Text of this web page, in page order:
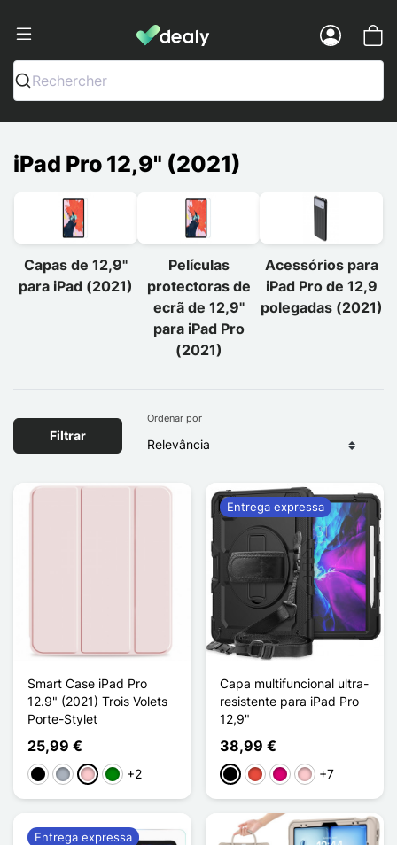
Dealy - Capas e acessórios para
Rechercher
iPad Pro 12,9" (2021)
Capas de 12,9"
para iPad (2021)
Películas
protectoras de
ecrã de 12,9"
para iPad Pro
(2021)
Acessórios para
iPad Pro de 12,9
polegadas (2021)
Filtrar
Ordenar por
Smart Case iPad Pro
12.9" (2021) Trois Volets
Porte-Stylet
25,99 €
PretoCinzento
RosaVerde
+2
Capa multifuncional ultra-
resistente para iPad Pro
12,9"
38,99 €
PretoVermelho
Magenta
Rosa+7
Entrega expressa
Entrega expressa